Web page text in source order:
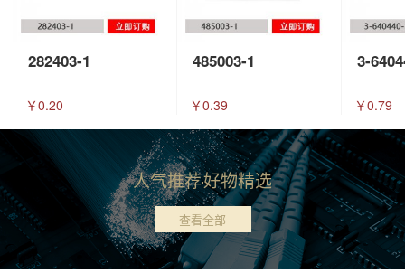
282403-1
￥0.20
485003-1
￥0.39
3-
￥0.79
人气推荐好物精选
查看全部